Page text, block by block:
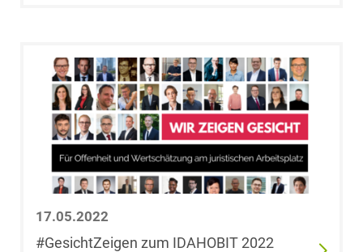
17.05.2022
#GesichtZeigen zum IDAHOBIT 2022